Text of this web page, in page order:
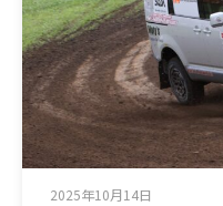
2025年10月14日